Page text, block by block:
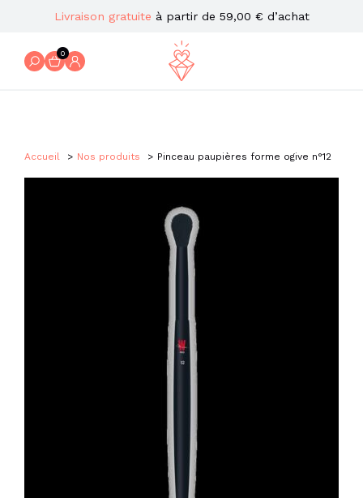
Livraison gratuite à partir de 59,00 € d’achat
0
Accueil Nos produits Pinceau paupières forme ogive n°12